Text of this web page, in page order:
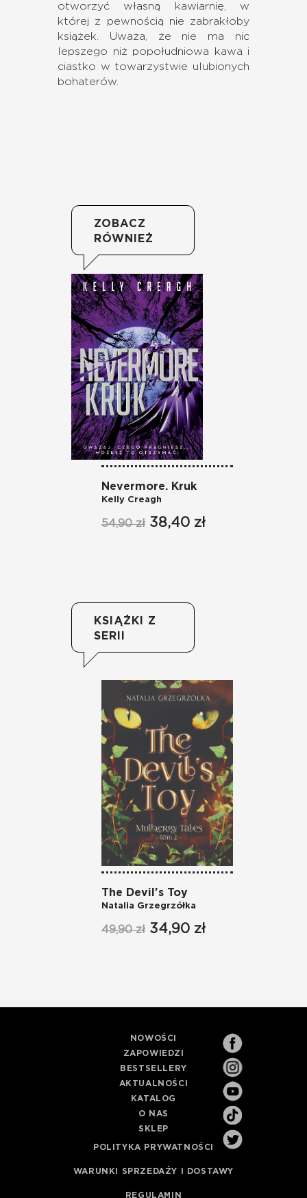
otworzyć własną kawiarnię, w
której z pewnością nie zabrakłoby
książek. Uważa, że nie ma nic
lepszego niż popołudniowa kawa i
ciastko w towarzystwie ulubionych
bohaterów.
ZOBACZ
RÓWNIEŻ
Nevermore. Kruk
Kelly Creagh
54,90 zł 38,40 zł
KSIĄŻKI Z
SERII
The Devil's Toy
Natalia Grzegrzółka
49,90 zł 34,90 zł
NOWOŚCI
ZAPOWIEDZI
BESTSELLERY
AKTUALNOŚCI
KATALOG
O NAS
SKLEP
POLITYKA PRYWATNOŚCI
WARUNKI SPRZEDAŻY I DOSTAWY
REGULAMIN